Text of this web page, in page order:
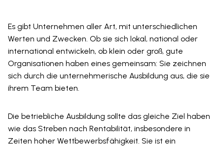
Es gibt Unternehmen aller Art, mit unterschiedlichen
Werten und Zwecken. Ob sie sich lokal, national oder
international entwickeln, ob klein oder groß, gute
Organisationen haben eines gemeinsam: Sie zeichnen
sich durch die unternehmerische Ausbildung aus, die sie
ihrem Team bieten.
Die betriebliche Ausbildung sollte das gleiche Ziel haben
wie das Streben nach Rentabilität, insbesondere in
Zeiten hoher Wettbewerbsfähigkeit. Sie ist ein